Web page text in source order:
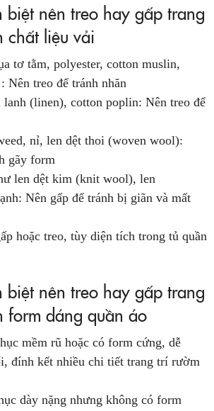
biệt nên treo hay gấp trang
chất liệu vải
tơ tằm, polyester, cotton muslin,
treo để tránh nhăn
lanh (linen), cotton poplin: Nên treo để
nỉ, len dệt thoi (woven wool):
gãy form
len dệt kim (knit wool), len
Nên gấp để tránh bị giãn và mất
hoặc treo, tùy diện tích trong tủ quần
biệt nên treo hay gấp trang
form dáng quần áo
mềm rũ hoặc có form cứng, dễ
đính kết nhiều chi tiết trang trí rườm
dày nặng nhưng không có form